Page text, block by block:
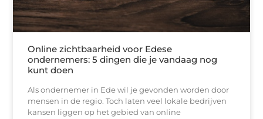
Online zichtbaarheid voor Edese
ondernemers: 5 dingen die je vandaag nog
kunt doen
Als ondernemer in Ede wil je gevonden worden door
mensen in de regio. Toch laten veel lokale bedrijven
kansen liggen op het gebied van online